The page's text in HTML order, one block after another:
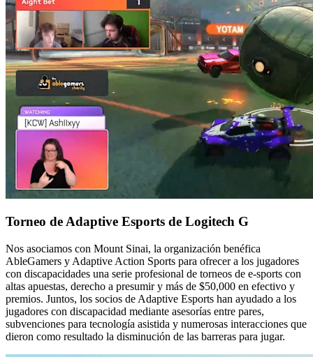
Torneo de Adaptive Esports de Logitech G
Nos asociamos con Mount Sinai, la organización benéfica
AbleGamers y Adaptive Action Sports para ofrecer a los jugadores
con discapacidades una serie profesional de torneos de e-sports con
altas apuestas, derecho a presumir y más de $50,000 en efectivo y
premios. Juntos, los socios de Adaptive Esports han ayudado a los
jugadores con discapacidad mediante asesorías entre pares,
subvenciones para tecnología asistida y numerosas interacciones que
dieron como resultado la disminución de las barreras para jugar.